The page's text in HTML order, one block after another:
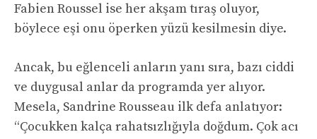
Fabien Roussel ise her akşam tıraş oluyor,
böylece eşi onu öperken yüzü kesilmesin diye.
Ancak, bu eğlenceli anların yanı sıra, bazı ciddi
ve duygusal anlar da programda yer alıyor.
Mesela, Sandrine Rousseau ilk defa anlatıyor:
“Çocukken kalça rahatsızlığıyla doğdum. Çok acı